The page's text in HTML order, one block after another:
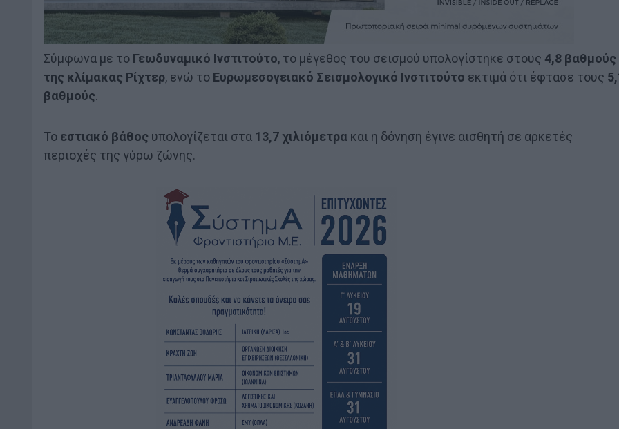
Σύμφωνα με το Γεωδυναμικό Ινστιτούτο, το μέγεθος του σεισμού υπολογίστηκε στους 4,8 βαθμούς
της κλίμακας Ρίχτερ, ενώ το Ευρωμεσογειακό Σεισμολογικό Ινστιτούτο εκτιμά ότι έφτασε τους
βαθμούς.
Το εστιακό βάθος υπολογίζεται στα 13,7 χιλιόμετρα και η δόνηση έγινε αισθητή σε αρκετές
περιοχές της γύρω ζώνης.